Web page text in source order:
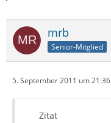
mrb
Senior-Mitglied
5. September 2011 um 21:36
Zitat